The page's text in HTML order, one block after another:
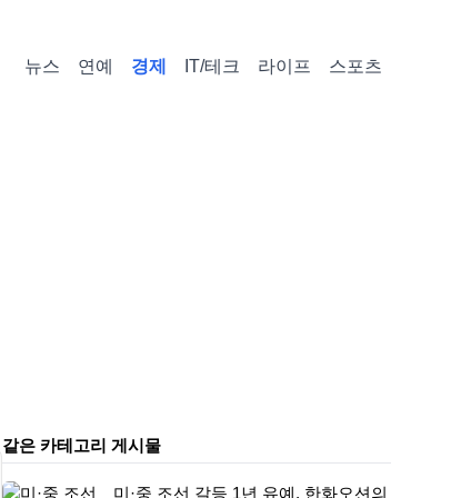
뉴스 연예 경제 IT/테크 라이프 스포츠
같은 카테고리 게시물
미·중 조선 갈등 1년 유예, 한화오션의